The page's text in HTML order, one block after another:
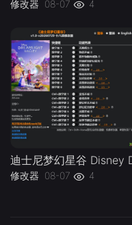
修改器 08-07 4
修改器 08-07 4